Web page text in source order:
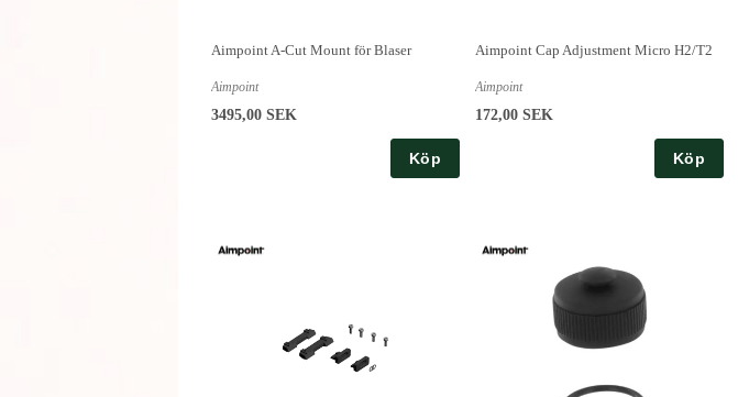
Aimpoint A-Cut Mount för Blaser
Aimpoint
3495,00 SEK
Köp
Aimpoint Cap Adjustment Micro H2/T2
Aimpoint
172,00 SEK
Köp